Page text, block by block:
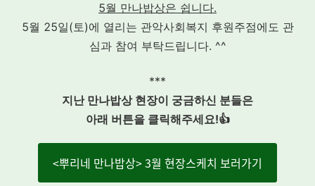
5월 만나밥상은 쉽니다.
5월 25일(토)에 열리는 관악사회복지 후원주점에도 관
심과 참여 부탁드립니다. ^^
***
지난 만나밥상 현장이 궁금하신 분들은
아래 버튼을 클릭해주세요!👍
<뿌리네 만나밥상> 3월 현장스케치 보러가기